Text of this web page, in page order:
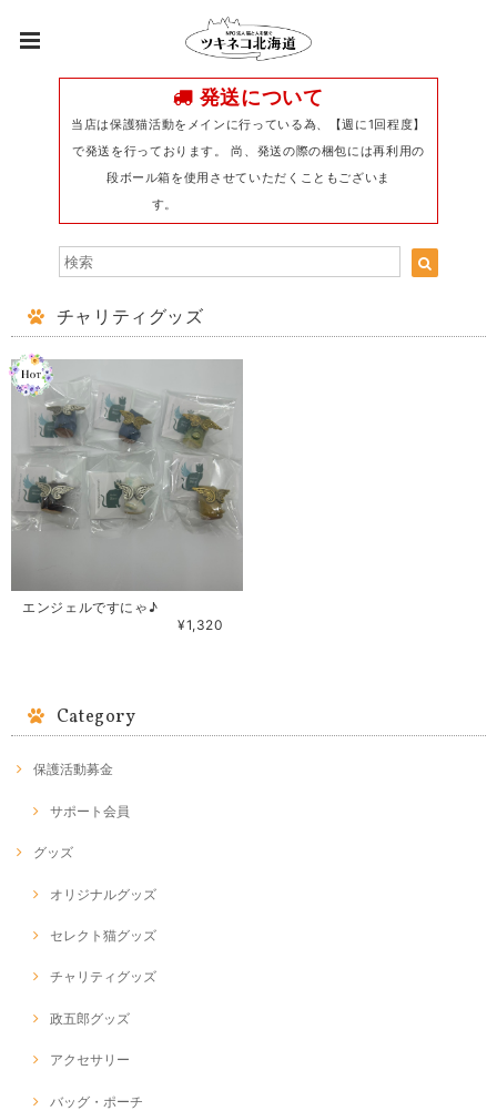
発送について
当店は保護猫活動をメインに行っている為、【週に1回程度】
で発送を行っております。 尚、発送の際の梱包には再利用の
段ボール箱を使用させていただくこともございま
す。
チャリティグッズ
エンジェルですにゃ♪
¥1,320
Category
保護活動募金
サポート会員
グッズ
オリジナルグッズ
セレクト猫グッズ
チャリティグッズ
政五郎グッズ
アクセサリー
バッグ・ポーチ